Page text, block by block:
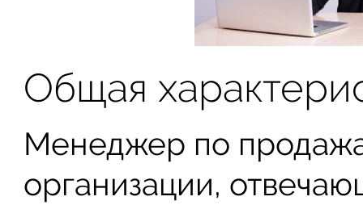
Общая
Менеджер по
организации,